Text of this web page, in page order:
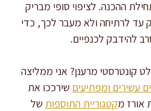
ההכנה. לציפוי סופי מבריק
עד לרתיחה ולא מעבר לכך, כדי
להידבק לכנפיים.
קונטרסטי מרענן? אני ממליצה
עשירים ומפתיעים שירככו את
אורז מקטגוריית התוספות של